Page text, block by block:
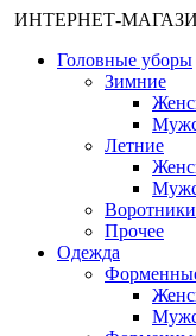
ИНТЕРНЕТ-
Головные уборы
Зимние
Летние
Воротники
Прочее
Одежда